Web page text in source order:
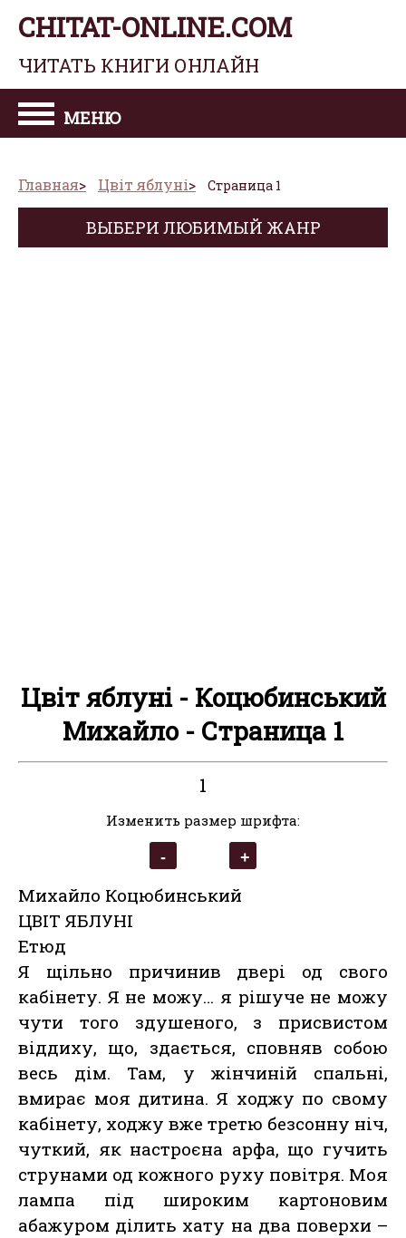
CHITAT-ONLINE.COM
ЧИТАТЬ КНИГИ ОНЛАЙН
МЕНЮ
Главная Цвіт яблуні Страница 1
ВЫБЕРИ ЛЮБИМЫЙ ЖАНР
Цвіт яблуні - Коцюбинський
Михайло - Страница 1
1
Изменить размер шрифта:
Михайло Коцюбинський
ЦВІТ ЯБЛУНІ
Етюд
Я щільно причинив двері од свого
кабінету. Я не можу… я рішуче не можу
чути того здушеного, з присвистом
віддиху, що, здається, сповняв собою
весь дім. Там, у жінчиній спальні,
вмирає моя дитина. Я ходжу по свому
кабінету, ходжу вже третю безсонну ніч,
чуткий, як настроєна арфа, що гучить
струнами од кожного руху повітря. Моя
лампа під широким картоновим
абажуром ділить хату на два поверхи –